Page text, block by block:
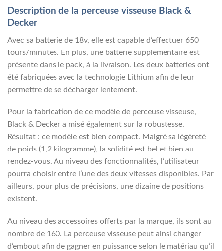
Description de la perceuse visseuse Black &
Decker
Avec sa batterie de 18v, elle est capable d’effectuer 650
tours/minutes. En plus, une batterie supplémentaire est
présente dans le pack, à la livraison. Les deux batteries ont
été fabriquées avec la technologie Lithium afin de leur
permettre de se décharger lentement.
Pour la fabrication de ce modèle de perceuse visseuse,
Black & Decker a misé également sur la robustesse.
Résultat : ce modèle est bien compact. Malgré sa légèreté
de poids (1,2 kilogramme), la solidité est bel et bien au
rendez-vous. Au niveau des fonctionnalités, l’utilisateur
pourra choisir entre l’une des deux vitesses disponibles. Par
ailleurs, pour plus de précisions, une dizaine de positions
existent.
Au niveau des accessoires offerts par la marque, ils sont au
nombre de 160. La perceuse visseuse peut ainsi changer
d’embout afin de gagner en puissance selon le matériau qu’il